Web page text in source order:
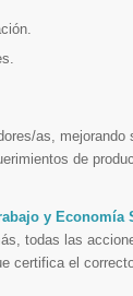
as, mejorando
de
y Economía
todas las
certifica el